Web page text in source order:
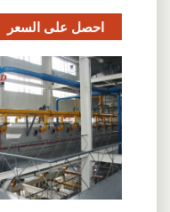
احصل على السعر